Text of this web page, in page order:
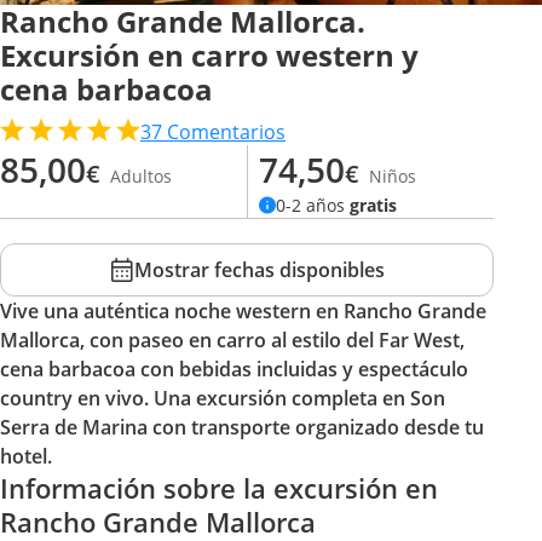
Rancho Grande Mallorca.
Excursión en carro western y
cena barbacoa
37 Comentarios
85,00€ Adultos 74,50€ Niños
0-2 años gratis
Mostrar fechas disponibles
Vive una auténtica noche western en Rancho Grande
Mallorca, con paseo en carro al estilo del Far West,
cena barbacoa con bebidas incluidas y espectáculo
country en vivo. Una excursión completa en Son
Serra de Marina con transporte organizado desde tu
hotel.
Información sobre la excursión en
Rancho Grande Mallorca